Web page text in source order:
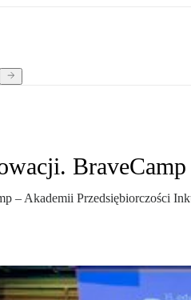
– Akademii Przedsiębiorczości